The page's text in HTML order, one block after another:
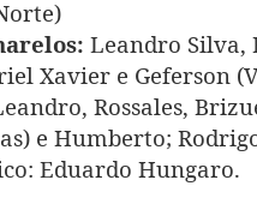
Leandro Silva,
Xavier e Geferson
Rossales,
e Humberto;
Eduardo Hungaro.